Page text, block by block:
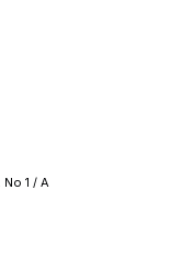
No 1 / A